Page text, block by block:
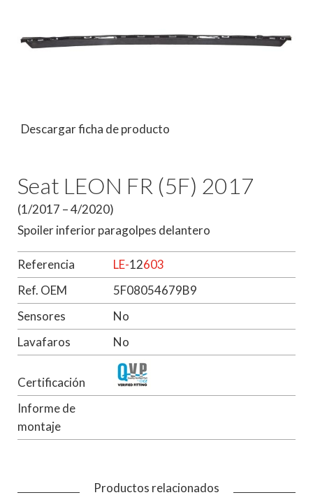
Descargar ficha de producto
Seat LEON FR (5F) 2017
(1/2017 – 4/2020)
Spoiler inferior paragolpes delantero
Referencia LE-12603
Ref. OEM
5F08054679B9
Sensores
No
Lavafaros
No
Certificación
Informe de
montaje
Productos relacionados